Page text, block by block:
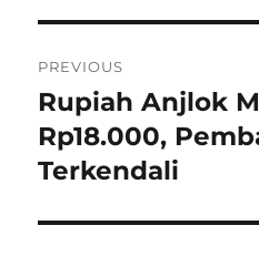
o
s
t
n
PREVIOUS
P
r
e
i
Rupiah Anjlok
Rp18.000,
Terkendali